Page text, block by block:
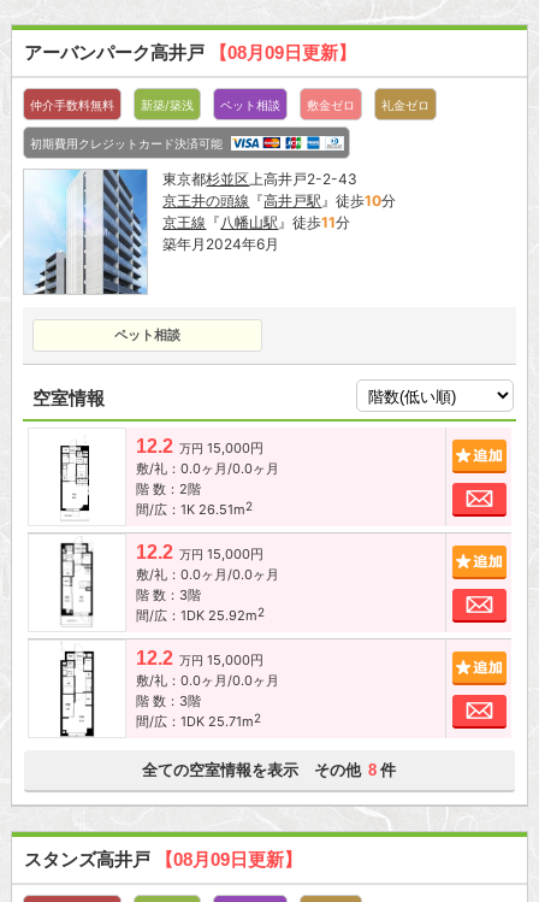
アーバンパーク高井戸 【08月09日更新】
仲介手数料無料 新築/築浅 ペット相談 敷金ゼロ 礼金ゼロ
初期費用クレジットカード決済可能
東京都杉並区上高井戸2-2-43
京王井の頭線 『高井戸駅』徒歩10分
京王線 『八幡山駅』徒歩11分
築年月2024年6月
ペット相談
空室情報
12.2 万円 15,000円
敷/礼：0.0ヶ月/0.0ヶ月
階 数：2階
間/広：1K 26.51m2
お
12.2 万円 15,000円
敷/礼：0.0ヶ月/0.0ヶ月
階 数：3階
間/広：1DK 25.92m2
お
12.2 万円 15,000円
敷/礼：0.0ヶ月/0.0ヶ月
階 数：3階
間/広：1DK 25.71m2
お
全ての空室情報を表示 その他 8 件
スタンズ高井戸 【08月09日更新】